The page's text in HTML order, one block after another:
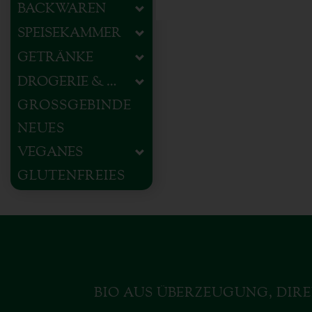
BACKWAREN
SPEISEKAMMER
GETRÄNKE
DROGERIE & HAUSHALT
GROSSGEBINDE
NEUES
VEGANES
GLUTENFREIES
BIO AUS ÜBERZEUGUNG,